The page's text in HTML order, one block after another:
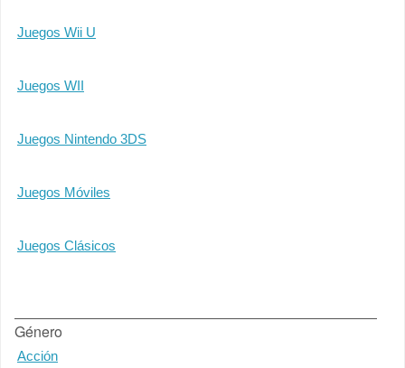
Juegos Wii U
Juegos WII
Juegos Nintendo 3DS
Juegos Móviles
Juegos Clásicos
Género
Acción